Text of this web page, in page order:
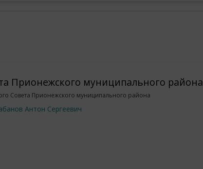
Прионежского муниципального района
Совета Прионежского муниципального района
Антон Сергеевич